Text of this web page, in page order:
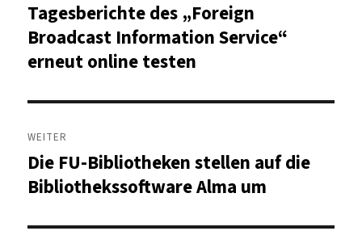
Vorheriger
Beitrag:
Tagesberichte des „Foreign
Broadcast Information Service“
erneut online testen
WEITER
Nächster
Beitrag:
Die FU-Bibliotheken stellen auf die
Bibliothekssoftware Alma um